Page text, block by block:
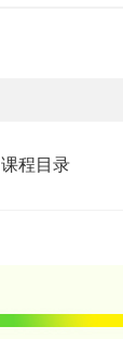
课程目录